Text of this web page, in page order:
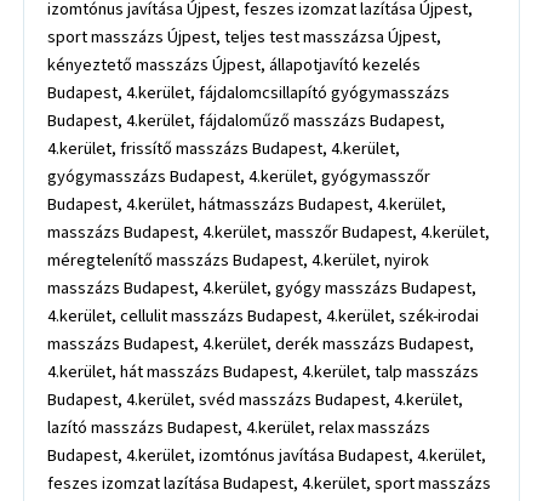
izomtónus javítása Újpest, feszes izomzat lazítása Újpest,
sport masszázs Újpest, teljes test masszázsa Újpest,
kényeztető masszázs Újpest, állapotjavító kezelés
Budapest, 4.kerület, fájdalomcsillapító gyógymasszázs
Budapest, 4.kerület, fájdaloműző masszázs Budapest,
4.kerület, frissítő masszázs Budapest, 4.kerület,
gyógymasszázs Budapest, 4.kerület, gyógymasszőr
Budapest, 4.kerület, hátmasszázs Budapest, 4.kerület,
masszázs Budapest, 4.kerület, masszőr Budapest, 4.kerület,
méregtelenítő masszázs Budapest, 4.kerület, nyirok
masszázs Budapest, 4.kerület, gyógy masszázs Budapest,
4.kerület, cellulit masszázs Budapest, 4.kerület, szék-irodai
masszázs Budapest, 4.kerület, derék masszázs Budapest,
4.kerület, hát masszázs Budapest, 4.kerület, talp masszázs
Budapest, 4.kerület, svéd masszázs Budapest, 4.kerület,
lazító masszázs Budapest, 4.kerület, relax masszázs
Budapest, 4.kerület, izomtónus javítása Budapest, 4.kerület,
feszes izomzat lazítása Budapest, 4.kerület, sport masszázs